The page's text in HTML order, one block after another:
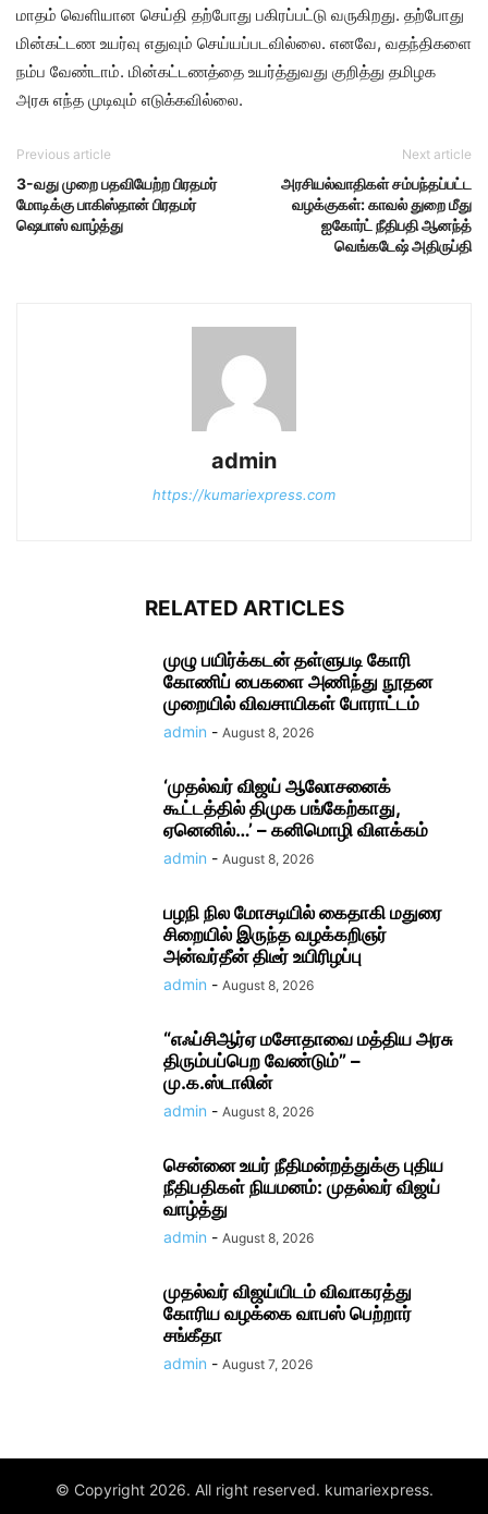
மாதம் வெளியான செய்தி தற்போது பகிரப்பட்டு வருகிறது. தற்போது
மின்கட்டண உயர்வு எதுவும் செய்யப்படவில்லை. எனவே, வதந்திகளை
நம்ப வேண்டாம். மின்கட்டணத்தை உயர்த்துவது குறித்து தமிழக
அரசு எந்த முடிவும் எடுக்கவில்லை.
Previous article
3-வது முறை பதவியேற்ற பிரதமர்
மோடிக்கு பாகிஸ்தான் பிரதமர்
ஷெபாஸ் வாழ்த்து
Next article
அரசியல்வாதிகள் சம்பந்தப்பட்ட
வழக்குகள்: காவல் துறை மீது
ஐகோர்ட் நீதிபதி ஆனந்த்
வெங்கடேஷ் அதிருப்தி
admin
https://kumariexpress.com
RELATED ARTICLES
முழு பயிர்க்கடன் தள்ளுபடி கோரி
கோணிப் பைகளை அணிந்து நூதன
முறையில் விவசாயிகள் போராட்டம்
admin - August 8, 2026
‘முதல்வர் விஜய் ஆலோசனைக்
கூட்டத்தில் திமுக பங்கேற்காது,
ஏனெனில்…’ – கனிமொழி விளக்கம்
admin - August 8, 2026
பழநி நில மோசடியில் கைதாகி மதுரை
சிறையில் இருந்த வழக்கறிஞர்
அன்வர்தீன் திடீர் உயிரிழப்பு
admin - August 8, 2026
“எஃப்சிஆர்ஏ மசோதாவை மத்திய அரசு
திரும்பப்பெற வேண்டும்” –
மு.க.ஸ்டாலின்
admin - August 8, 2026
சென்னை உயர் நீதிமன்றத்துக்கு புதிய
நீதிபதிகள் நியமனம்: முதல்வர் விஜய்
வாழ்த்து
admin - August 8, 2026
முதல்வர் விஜய்யிடம் விவாகரத்து
கோரிய வழக்கை வாபஸ் பெற்றார்
சங்கீதா
admin - August 7, 2026
© Copyright 2026. All right reserved. kumariexpress.